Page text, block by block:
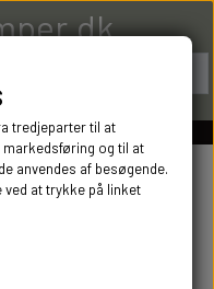
tredjeparter til at
og til at
anvendes af besøgende.
ved at trykke på linket